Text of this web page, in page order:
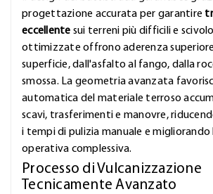
progettazione accurata per garantire
eccellente sui terreni più difficili e
ottimizzate offrono aderenza
superficie, dall'asfalto al fango, dalla
smossa. La geometria avanzata
automatica del materiale terroso
scavi, trasferimenti e manovre,
i tempi di pulizia manuale e
operativa complessiva.
Processo di Vulcanizzazione
Tecnicamente Avanzato